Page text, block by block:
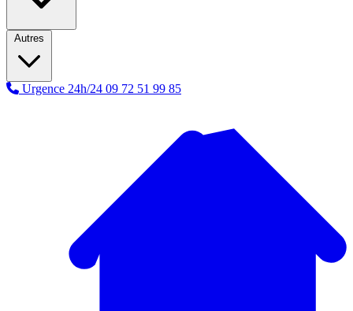
Autres
Urgence 24h/24 09 72 51 99 85